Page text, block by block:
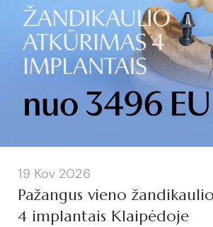
19 Kov 2026
Pažangus vieno
4 implantais Klaipėdoje